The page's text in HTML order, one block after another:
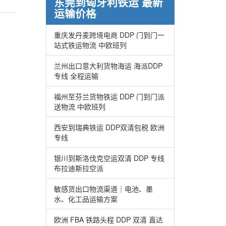
运输价格
重庆发丹麦跨境电商 DDP 门到门一
站式铁运物流 中欧班列
兰州出口意大利货物海运 海派DDP
专线 全程运输
福州至芬兰货物铁运 DDP 门到门派
送物流 中欧班列
西安到瑞典铁运 DDP双清包税 欧洲
专线
银川到斯洛伐克空运双清 DDP 专线
布拉迪斯拉空派
敏感货出口物流渠道｜电池、墨
水、化工品运输方案
欧洲 FBA 铁路头程 DDP 双清 直达